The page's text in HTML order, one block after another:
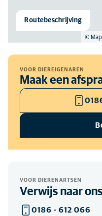
©
Routebeschrijving
VOOR DIEREIGENAREN
Maak een
VOOR DIERENARTSEN
Verwijs naar ons
0186 - 612 066